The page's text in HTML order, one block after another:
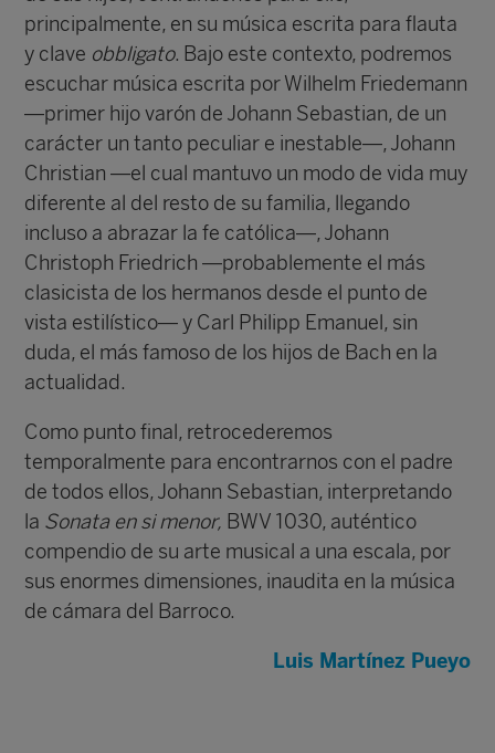
principalmente, en su música escrita para flauta
y clave obbligato. Bajo este contexto, podremos
escuchar música escrita por Wilhelm Friedemann
—primer hijo varón de Johann Sebastian, de un
carácter un tanto peculiar e inestable—, Johann
Christian —el cual mantuvo un modo de vida muy
diferente al del resto de su familia, llegando
incluso a abrazar la fe católica—, Johann
Christoph Friedrich —probablemente el más
clasicista de los hermanos desde el punto de
vista estilístico— y Carl Philipp Emanuel, sin
duda, el más famoso de los hijos de Bach en la
actualidad.
Como punto final, retrocederemos
temporalmente para encontrarnos con el padre
de todos ellos, Johann Sebastian, interpretando
la Sonata en si menor, BWV 1030, auténtico
compendio de su arte musical a una escala, por
sus enormes dimensiones, inaudita en la música
de cámara del Barroco.
Luis Martínez Pueyo